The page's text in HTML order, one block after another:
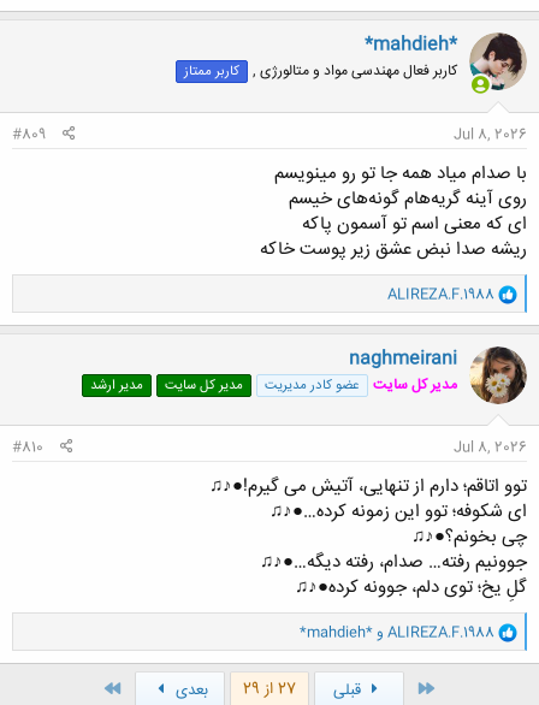
ک
ن
ش
ه
ا
*mahdieh*
کاربر فعال مهندسی مواد و متالورژی , کاربر ممتاز
Jul 8, 2026
#809
با صدام میاد همه جا تو رو مینویسم
روی آینه گریه‌هام گونه‌های خیسم
ای که معنی اسم تو آسمون پاکه
ریشه صدا نبض عشق زیر پوست خاکه
و
ا
ک
ن
ش
ه
ا
ALIREZA.F.1988
naghmeirani
مدیر کل سایت عضو کادر مدیریت مدیر کل سایت مدیر ارشد
Jul 8, 2026
#810
توو اتاقم؛ دارم از تنهایی، آتیش می گیرم!●♪♫
ای شکوفه؛ توو این زمونه کرده…●♪♫
چی بخونم؟●♪♫
جوونیم رفته… صدام، رفته دیگه…●♪♫
گلِ یخ؛ توی دلم، جوونه کرده●♪♫
و
ا
ک
ALIREZA.F.1988 و*mahdieh*
قبلی 27 از 29 بعدی